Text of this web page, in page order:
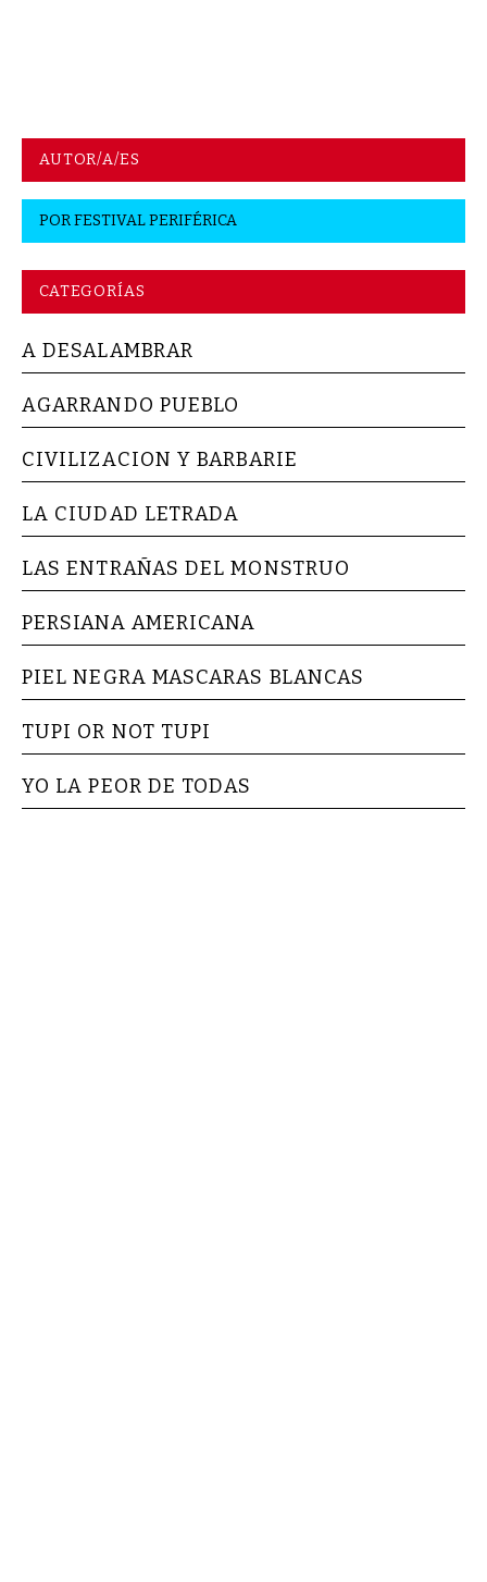
AUTOR/A/ES
PORFESTIVAL PERIFÉRICA
CATEGORÍAS
A DESALAMBRAR
AGARRANDO PUEBLO
CIVILIZACION Y BARBARIE
LA CIUDAD LETRADA
LAS ENTRAÑAS DEL MONSTRUO
PERSIANA AMERICANA
PIEL NEGRA MASCARAS BLANCAS
TUPI OR NOT TUPI
YO LA PEOR DE TODAS